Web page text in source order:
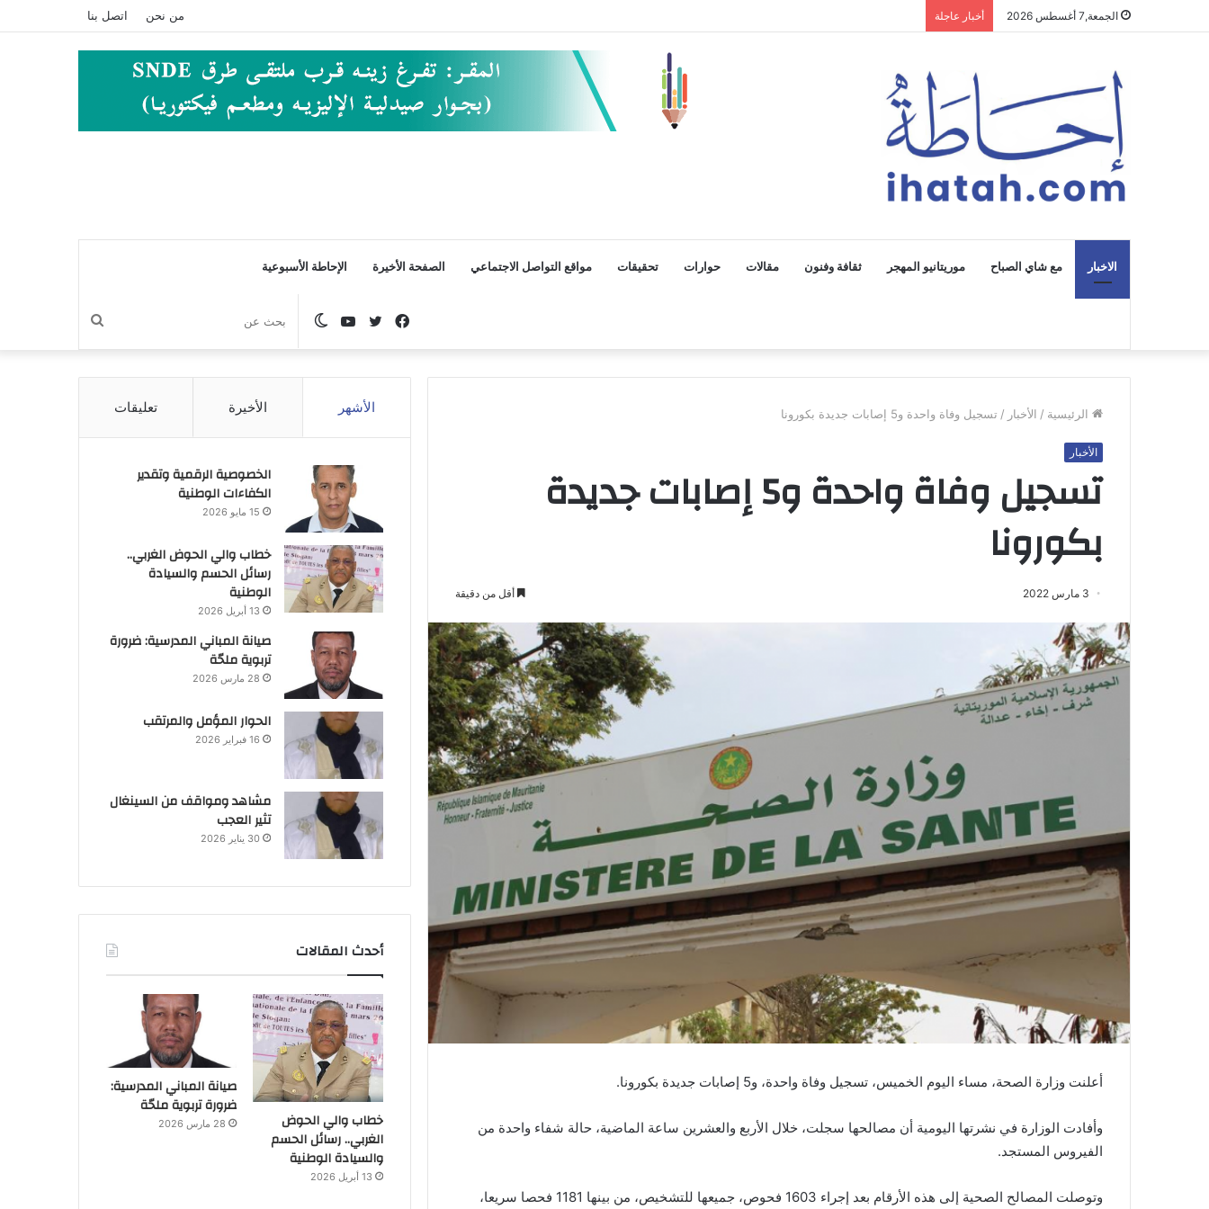
الجمعة,7 أغسطس 2026 أخبار عاجلة من نحن اتصل بنا
الاخبار مع شاي الصباح موريتانيو المهجر ثقافة وفنون مقالات حوارات تحقيقات مواقع التواصل الاجتماعي الصفحة الأخيرة الإحاطة الأسبوعية
بحث
عن
الوضع
المظلم
يوتيوبتويتر
فيسبوك
الرئيسية / الأخبار / تسجيل وفاة واحدة و5 إصابات جديدة بكورونا
الأخبار
تسجيل وفاة واحدة و5 إصابات جديدة
بكورونا
3 مارس 2022 أقل من دقيقة
أعلنت وزارة الصحة، مساء اليوم الخميس، تسجيل وفاة واحدة، و5 إصابات جديدة بكورونا.
وأفادت الوزارة في نشرتها اليومية أن مصالحها سجلت، خلال الأربع والعشرين ساعة الماضية، حالة شفاء واحدة من
الفيروس المستجد.
وتوصلت المصالح الصحية إلى هذه الأرقام بعد إجراء 1603 فحوص، جميعها للتشخيص، من بينها 1181 فحصا سريعا،
الأشهر الأخيرة تعليقات
الخصوصية الرقمية وتقدير
الكفاءات الوطنية
15 مايو 2026
خطاب والي الحوض الغربي..
رسائل الحسم والسيادة
الوطنية
13 أبريل 2026
صيانة المباني المدرسية: ضرورة
تربوية ملحّة
28 مارس 2026
الحوار المؤمل والمرتقب
16 فبراير 2026
مشاهد ومواقف من السينغال
تثير العجب
30 يناير 2026
أحدث المقالات
خطاب والي الحوض
الغربي.. رسائل الحسم
والسيادة الوطنية
13 أبريل 2026
صيانة المباني المدرسية:
ضرورة تربوية ملحّة
28 مارس 2026